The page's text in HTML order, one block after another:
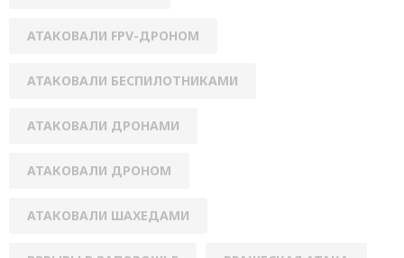
АТАКОВАЛИ FPV-ДРОНОМ
АТАКОВАЛИ БЕСПИЛОТНИКАМИ
АТАКОВАЛИ ДРОНАМИ
АТАКОВАЛИ ДРОНОМ
АТАКОВАЛИ ШАХЕДАМИ